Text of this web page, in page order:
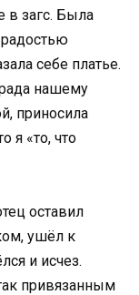
в загс. Была
радостью
себе платье.
нашему
приносила
я «то, что
оставил
ушёл к
и исчез.
привязанным